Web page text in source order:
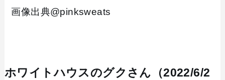
画像出典@pinksweats
ホワイトハウスのグクさん（2022/6/2